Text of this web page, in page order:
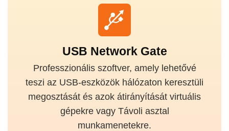
USB Network Gate
Professzionális szoftver, amely lehetővé
teszi az USB-eszközök hálózaton keresztüli
megosztását és azok átirányítását virtuális
gépekre vagy Távoli asztal
munkamenetekre.